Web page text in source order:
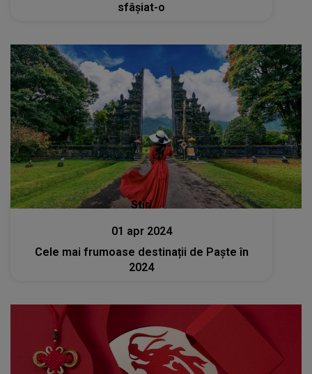
sfâșiat-o
Stiri
01 apr 2024
Cele mai frumoase destinații de Paște în
2024